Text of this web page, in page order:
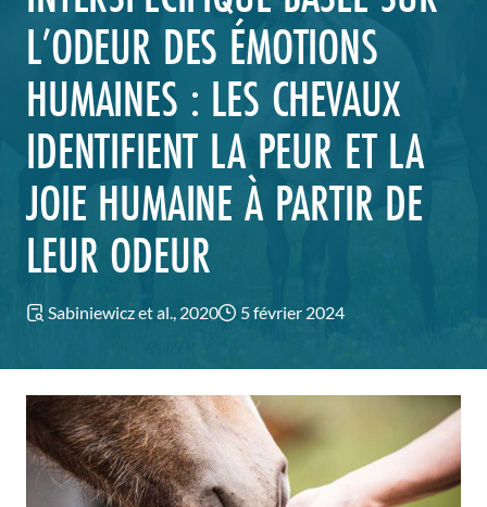
L’ODEUR DES ÉMOTIONS
HUMAINES : LES CHEVAUX
IDENTIFIENT LA PEUR ET LA
JOIE HUMAINE À PARTIR DE
LEUR ODEUR
Sabiniewicz et al., 2020 5 février 2024